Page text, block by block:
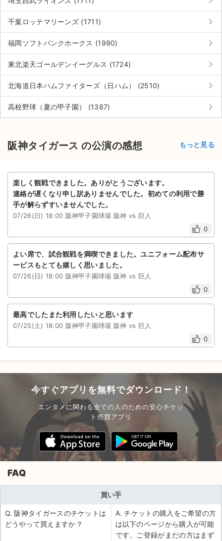
千葉ロッテマリーンズ (1711) keyboard_arrow_right
福岡ソフトバンクホークス (1990) keyboard_arrow_right
東北楽天ゴールデンイーグルス (1724) keyboard_arrow_right
北海道日本ハムファイターズ（日ハム） (2510) keyboard_arrow_right
高校野球（夏の甲子園） (1387) keyboard_arrow_right
阪神タイガース の公演の感想 もっと見る
楽しく観戦できました。ありがとうございます。
連絡が遅くなり申し訳ありませんでした。初めての利用で勝
手が解らずすいませんでした。
07/26(日) 18:00 阪神甲子園球場 阪神 vs 巨人
0
よい席で、試合観戦を満喫できました。ユニフォーム配布サ
ービスもとても嬉しく思いました。
07/26(日) 18:00 阪神甲子園球場 阪神 vs 巨人
0
最高でしたまた利用したいと思います
07/25(土) 18:00 阪神甲子園球場 阪神 vs 巨人
0
今すぐアプリを無料でダウンロード！
エンタメに関わる全ての人のための安心チケッ
ト売買アプリ
FAQ
買い手
Q. 阪神タイガースのチケットは
どうやって買えますか？
A. チケットの購入をご希望の方
は以下のページから購入が可能
です。ご登録がまだの方はまず